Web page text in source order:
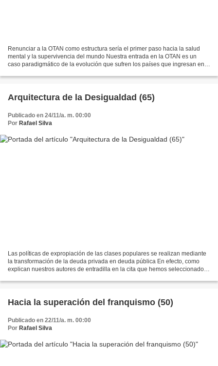
Renunciar a la OTAN como estructura sería el primer paso hacia la salud
mental y la supervivencia del mundo Nuestra entrada en la OTAN es un
caso paradigmático de la evolución que sufren los países que ingresan en
Arquitectura de la Desigualdad (65)
Publicado en 24/11/a. m. 00:00
Por Rafael Silva
Las políticas de expropiación de las clases populares se realizan mediante
la transformación de la deuda privada en deuda pública En efecto, como
explican nuestros autores de entradilla en la cita que hemos seleccionado,
Hacia la superación del franquismo (50)
Publicado en 22/11/a. m. 00:00
Por Rafael Silva